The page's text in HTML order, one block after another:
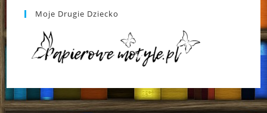
Moje Drugie Dziecko